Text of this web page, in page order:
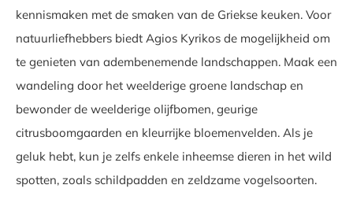
kennismaken met de smaken van de Griekse keuken. Voor
natuurliefhebbers biedt Agios Kyrikos de mogelijkheid om
te genieten van adembenemende landschappen. Maak een
wandeling door het weelderige groene landschap en
bewonder de weelderige olijfbomen, geurige
citrusboomgaarden en kleurrijke bloemenvelden. Als je
geluk hebt, kun je zelfs enkele inheemse dieren in het wild
spotten, zoals schildpadden en zeldzame vogelsoorten.